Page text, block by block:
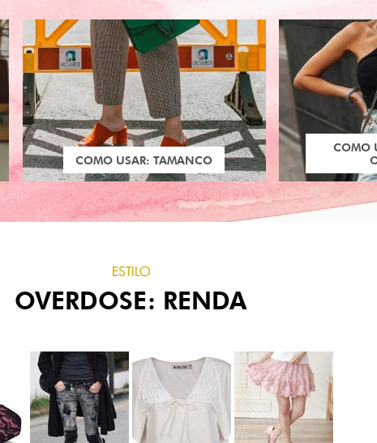
COMO USAR: TAMANCO
COMO
ESTILO
OVERDOSE: RENDA